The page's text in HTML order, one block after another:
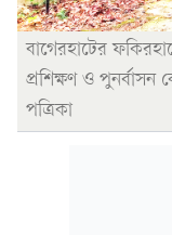
বাগেরহাটের
প্রশিক্ষণ ও পুনর্বাসন
পত্রিকা